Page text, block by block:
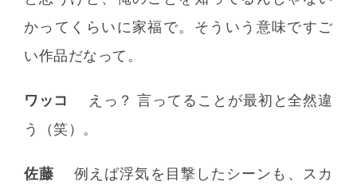
かってくらいに家福で。そういう意味ですご
い作品だなって。
ワッコ
えっ？ 言ってることが最初と全然違
う（笑）。
佐藤
例えば浮気を目撃したシーンも、スカ